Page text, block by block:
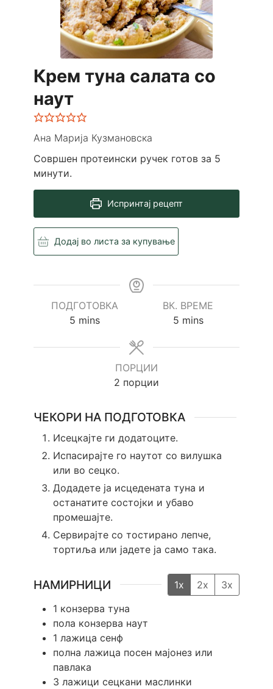
Крем туна салата со
наут
Ана Марија Кузмановска
Совршен протеински ручек готов за 5
минути.
Испринтај рецепт
Додај во листа за купување
ПОДГОТОВКА
5 minutes
mins
ВК. ВРЕМЕ
5minutes
mins
ПОРЦИИ
2 порции
ЧЕКОРИ НА ПОДГОТОВКА
Исецкајте ги додатоците.
Испасирајте го наутот со вилушка
или во сецко.
Додадете ја исцедената туна и
останатите состојки и убаво
промешајте.
Сервирајте со тостирано лепче,
тортиља или јадете ја само така.
НАМИРНИЦИ 1x 2x
3x
1 конзерва туна
пола конзерва наут
1 лажица сенф
полна лажица посен мајонез или
павлака
3 лажици сецкани маслинки